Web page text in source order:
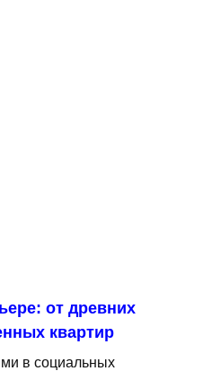
от древних
квартир
в социальных